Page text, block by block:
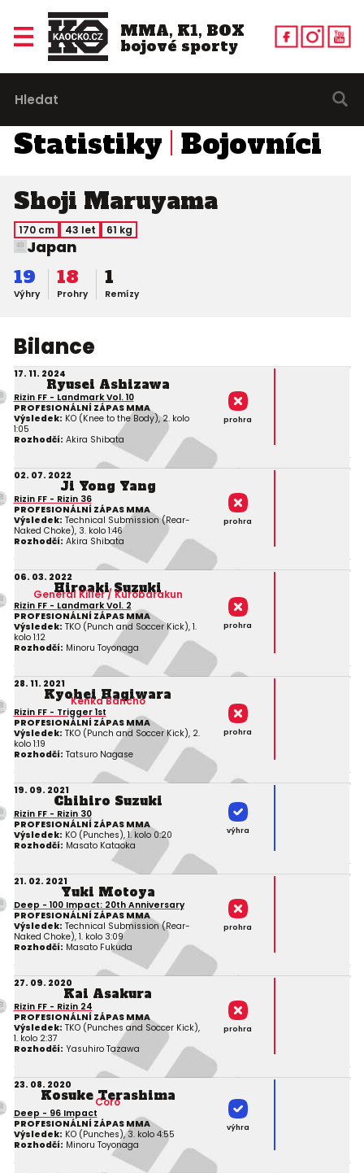
MMA, K1, BOX
bojové sporty
Statistiky Bojovníci
Shoji Maruyama
170 cm 43 let 61 kg
Japan
Výhry
19
Prohry
18
Remízy
1
Bilance
17. 11. 2024
Ryusei Ashizawa
Rizin FF - Landmark Vol. 10
PROFESIONÁLNÍ ZÁPAS MMA
Výsledek: KO (Knee to the Body), 2. kolo
1:05
Rozhodčí: Akira Shibata
prohra
02. 07. 2022
Ji Yong Yang
Rizin FF - Rizin 36
PROFESIONÁLNÍ ZÁPAS MMA
Výsledek: Technical Submission (Rear-
Naked Choke), 3. kolo 1:46
Rozhodčí: Akira Shibata
prohra
06. 03. 2022
Hiroaki Suzuki
General Killer / Kurobarakun
Rizin FF - Landmark Vol. 2
PROFESIONÁLNÍ ZÁPAS MMA
Výsledek: TKO (Punch and Soccer Kick), 1.
kolo 1:12
Rozhodčí: Minoru Toyonaga
prohra
28. 11. 2021
Kyohei Hagiwara
Kenka Bancho
Rizin FF - Trigger 1st
PROFESIONÁLNÍ ZÁPAS MMA
Výsledek: TKO (Punch and Soccer Kick), 2.
kolo 1:19
Rozhodčí: Tatsuro Nagase
prohra
19. 09. 2021
Chihiro Suzuki
Rizin FF - Rizin 30
PROFESIONÁLNÍ ZÁPAS MMA
Výsledek: KO (Punches), 1. kolo 0:20
Rozhodčí: Masato Kataoka
výhra
21. 02. 2021
Yuki Motoya
Deep - 100 Impact: 20th Anniversary
PROFESIONÁLNÍ ZÁPAS MMA
Výsledek: Technical Submission (Rear-
Naked Choke), 1. kolo 3:09
Rozhodčí: Masato Fukuda
prohra
27. 09. 2020
Kai Asakura
Rizin FF - Rizin 24
PROFESIONÁLNÍ ZÁPAS MMA
Výsledek: TKO (Punches and Soccer Kick),
1. kolo 2:37
Rozhodčí: Yasuhiro Tazawa
prohra
23. 08. 2020
Kosuke Terashima
Coro
Deep - 96 Impact
PROFESIONÁLNÍ ZÁPAS MMA
Výsledek: KO (Punches), 3. kolo 4:55
Rozhodčí: Minoru Toyonaga
výhra